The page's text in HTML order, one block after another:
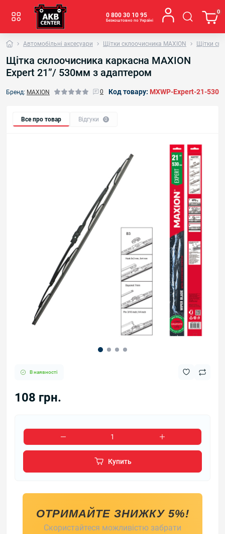
0 800 30 10 95
Безкоштовно по Україні
0
Автомобільні аксесуари Щітки склоочисника MAXION Щітки
Щітка склоочисника каркасна MAXION
Expert 21”/ 530мм з адаптером
Бренд: MAXION 0 Код товару: MXWP-Expert-21-530
Все про товар Відгуки 0
В наявності
108 грн.
Купить
ОТРИМАЙТЕ ЗНИЖКУ 5%!
Скористайтеся можливістю забрати